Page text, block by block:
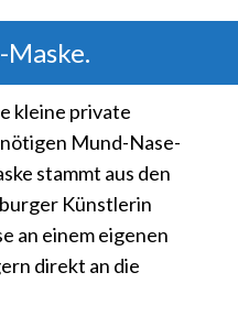
kleine private
Mund-Nase-
stammt aus den
Künstlerin
an einem eigenen
direkt an die